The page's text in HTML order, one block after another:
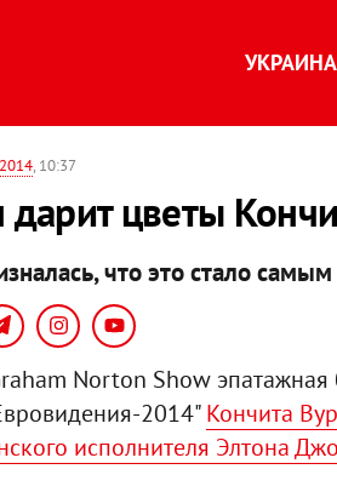
УКРАИНА
, 10:37
цветы
что это стало
Norton Show эпатажная
2014"Кончита
исполнителя Элтона